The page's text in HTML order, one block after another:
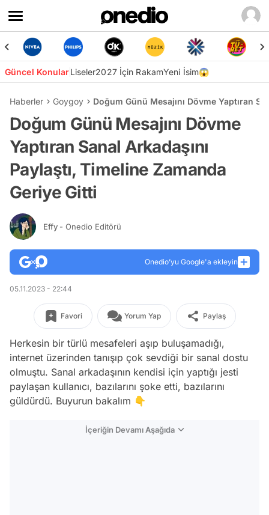
Güncel KonularLiseler2027 İçin RakamYeni İsim😱
Haberler Goygoy Doğum Günü Mesajını Dövme Yaptıran
Doğum Günü Mesajını Dövme
Yaptıran Sanal Arkadaşını
Paylaştı, Timeline Zamanda
Geriye Gitti
Effy - Onedio Editörü
Onedio’yu Google'a ekleyin
05.11.2023 - 22:44
Favori Yorum Yap Paylaş
Herkesin bir türlü mesafeleri aşıp buluşamadığı,
internet üzerinden tanışıp çok sevdiği bir sanal dostu
olmuştu. Sanal arkadaşının kendisi için yaptığı jesti
paylaşan kullanıcı, bazılarını şoke etti, bazılarını
güldürdü. Buyurun bakalım 👇
İçeriğin Devamı Aşağıda